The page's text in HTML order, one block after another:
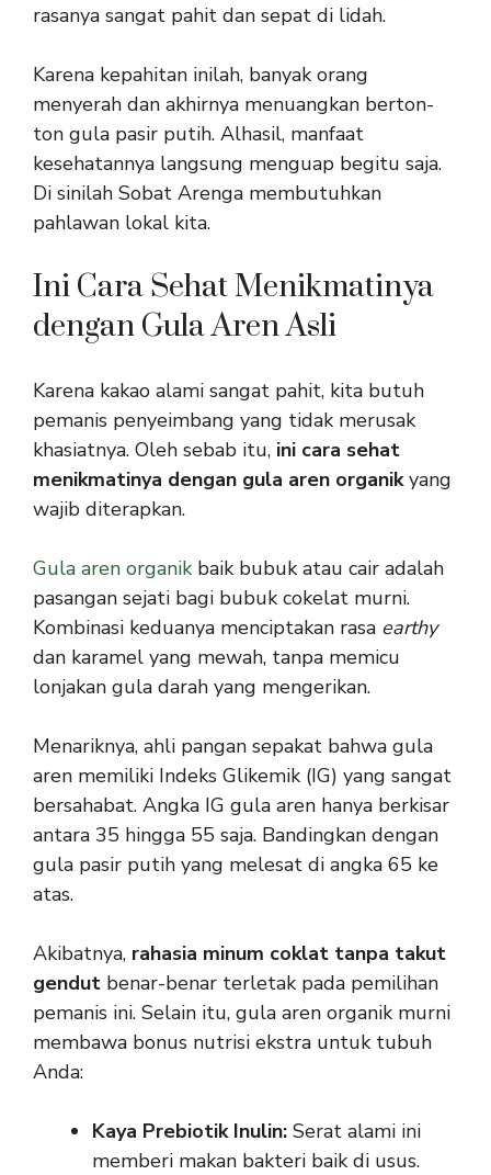
rasanya sangat pahit dan sepat di lidah.
Karena kepahitan inilah, banyak orang
menyerah dan akhirnya menuangkan berton-
ton gula pasir putih. Alhasil, manfaat
kesehatannya langsung menguap begitu saja.
Di sinilah Sobat Arenga membutuhkan
pahlawan lokal kita.
Ini Cara Sehat Menikmatinya
dengan Gula Aren Asli
Karena kakao alami sangat pahit, kita butuh
pemanis penyeimbang yang tidak merusak
khasiatnya. Oleh sebab itu, ini cara sehat
menikmatinya dengan gula aren organikyang
wajib diterapkan.
Gula aren organik baik bubuk atau cair adalah
pasangan sejati bagi bubuk cokelat murni.
Kombinasi keduanya menciptakan rasa earthy
dan karamel yang mewah, tanpa memicu
lonjakan gula darah yang mengerikan.
Menariknya, ahli pangan sepakat bahwa gula
aren memiliki Indeks Glikemik (IG) yang sangat
bersahabat. Angka IG gula aren hanya berkisar
antara 35 hingga 55 saja. Bandingkan dengan
gula pasir putih yang melesat di angka 65 ke
atas.
Akibatnya, rahasia minum coklat tanpa takut
gendut benar-benar terletak pada pemilihan
pemanis ini. Selain itu, gula aren organik murni
membawa bonus nutrisi ekstra untuk tubuh
Anda:
Kaya Prebiotik Inulin: Serat alami ini
memberi makan bakteri baik di usus.